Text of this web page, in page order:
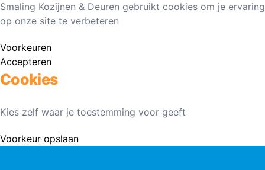
Smaling Kozijnen & Deuren gebruikt cookies om je ervaring
op onze site te verbeteren
Voorkeuren
Accepteren
Cookies
Kies zelf waar je toestemming voor geeft
Voorkeur opslaan